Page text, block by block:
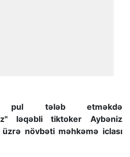
pul tələb etməkdə
ləqəbli tiktoker Aybəniz
növbəti məhkəmə iclası